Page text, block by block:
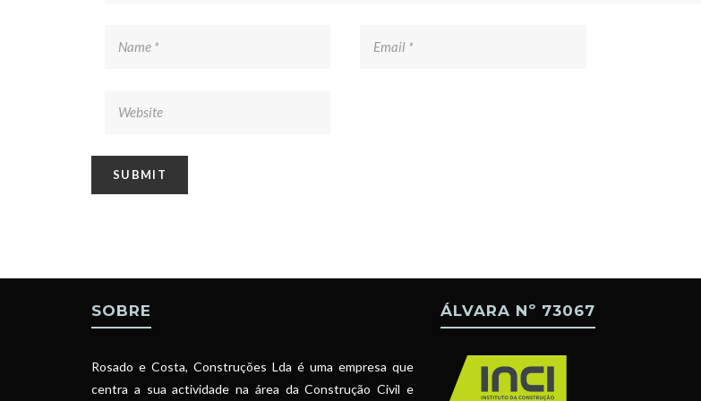
SOBRE
Rosado e Costa, Construções Lda é uma empresa que
centra a sua actividade na área da Construção Civil e
ÁLVARA Nº 73067